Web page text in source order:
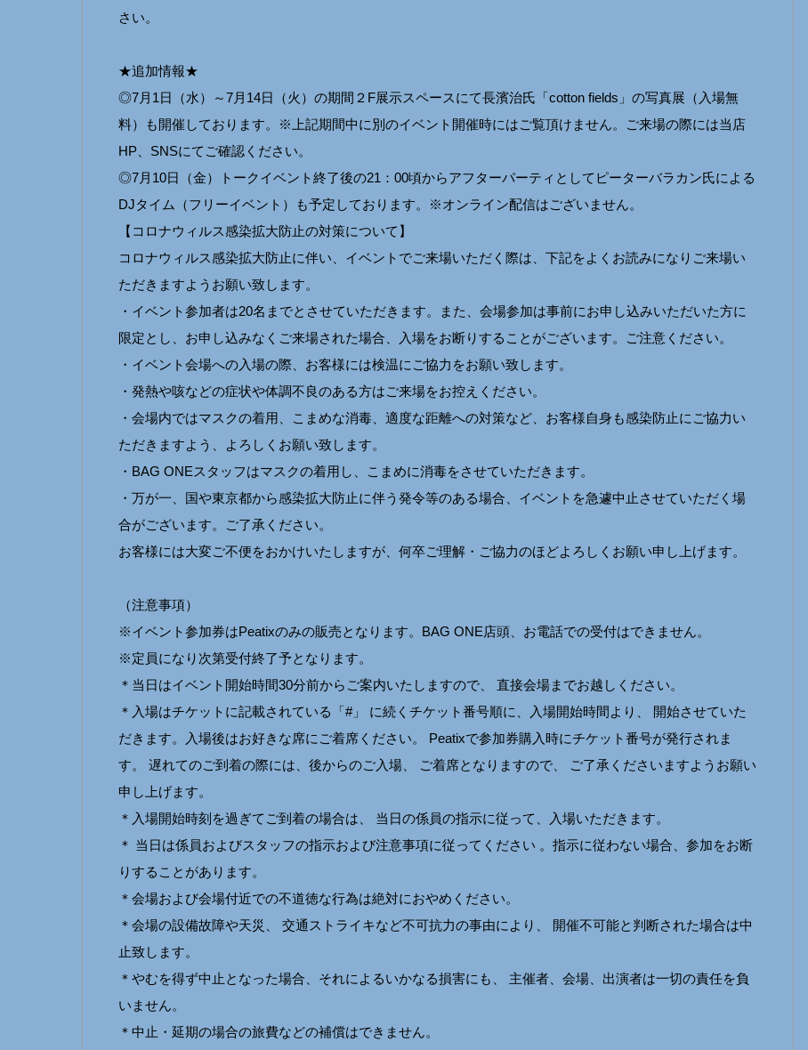
さい。
★追加情報★
◎7月1日（水）～7月14日（火）の期間２F展示スペースにて長濱治氏「cotton fields」の写真展（入場無
料）も開催しております。※上記期間中に別のイベント開催時にはご覧頂けません。ご来場の際には当店
HP、SNSにてご確認ください。
◎7月10日（金）トークイベント終了後の21：00頃からアフターパーティとしてピーターバラカン氏による
DJタイム（フリーイベント）も予定しております。※オンライン配信はございません。
【コロナウィルス感染拡大防止の対策について】
コロナウィルス感染拡大防止に伴い、イベントでご来場いただく際は、下記をよくお読みになりご来場い
ただきますようお願い致します。
・イベント参加者は20名までとさせていただきます。また、会場参加は事前にお申し込みいただいた方に
限定とし、お申し込みなくご来場された場合、入場をお断りすることがございます。ご注意ください。
・イベント会場への入場の際、お客様には検温にご協力をお願い致します。
・発熱や咳などの症状や体調不良のある方はご来場をお控えください。
・会場内ではマスクの着用、こまめな消毒、適度な距離への対策など、お客様自身も感染防止にご協力い
ただきますよう、よろしくお願い致します。
・BAG ONEスタッフはマスクの着用し、こまめに消毒をさせていただきます。
・万が一、国や東京都から感染拡大防止に伴う発令等のある場合、イベントを急遽中止させていただく場
合がございます。ご了承ください。
お客様には大変ご不便をおかけいたしますが、何卒ご理解・ご協力のほどよろしくお願い申し上げます。
（注意事項）
※イベント参加券はPeatixのみの販売となります。BAG ONE店頭、お電話での受付はできません。
※定員になり次第受付終了予となります。
＊当日はイベント開始時間30分前からご案内いたしますので、 直接会場までお越しください。
＊入場はチケットに記載されている「#」 に続くチケット番号順に、入場開始時間より、 開始させていた
だきます。入場後はお好きな席にご着席ください。 Peatixで参加券購入時にチケット番号が発行されま
す。 遅れてのご到着の際には、後からのご入場、 ご着席となりますので、 ご了承くださいますようお願い
申し上げます。
＊入場開始時刻を過ぎてご到着の場合は、 当日の係員の指示に従って、入場いただきます。
＊ 当日は係員およびスタッフの指示および注意事項に従ってください 。指示に従わない場合、参加をお断
りすることがあります。
＊会場および会場付近での不道徳な行為は絶対におやめください。
＊会場の設備故障や天災、 交通ストライキなど不可抗力の事由により、 開催不可能と判断された場合は中
止致します。
＊やむを得ず中止となった場合、それによるいかなる損害にも、 主催者、会場、出演者は一切の責任を負
いません。
＊中止・延期の場合の旅費などの補償はできません。